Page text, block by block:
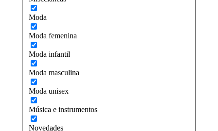
Moda
Moda femenina
Moda infantil
Moda masculina
Moda unisex
Música e instrumentos
Novedades